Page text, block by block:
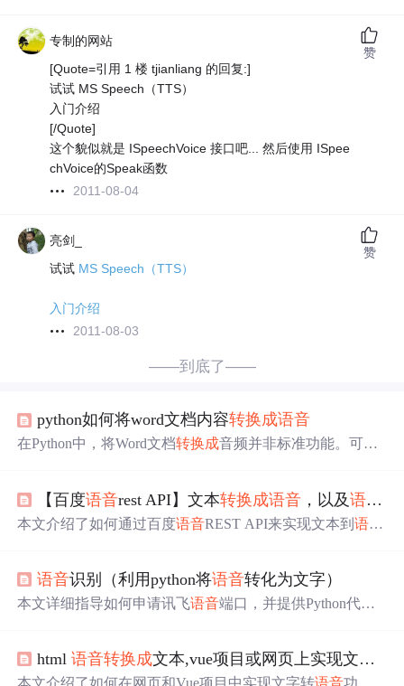
专制的网站
[Quote=引用 1 楼 tjianliang 的回复:]
试试 MS Speech（TTS）
入门介绍
[/Quote]
这个貌似就是 ISpeechVoice 接口吧... 然后使用 ISpee
chVoice的Speak函数
2011-08-04
赞
亮剑_
试试 MS Speech（TTS）
入门介绍
2011-08-03
赞
——到底了——
python如何将word文档内容转换成语音
在Python中，将Word文档转换成音频并非标准功能。可通
音频，该库支持离线工作，还能配置语音属性。
【百度语音rest API】文本转换成语音 ，以及语音
本文介绍了如何通过百度语音REST API来实现文本到语音
语音识别（利用python将语音转化为文字）
本文详细指导如何申请讯飞语音端口，并提供Python代码
html语音转换成文本,vue项目或网页上实现文字
本文介绍了如何在网页和Vue项目中实现文字转语音功